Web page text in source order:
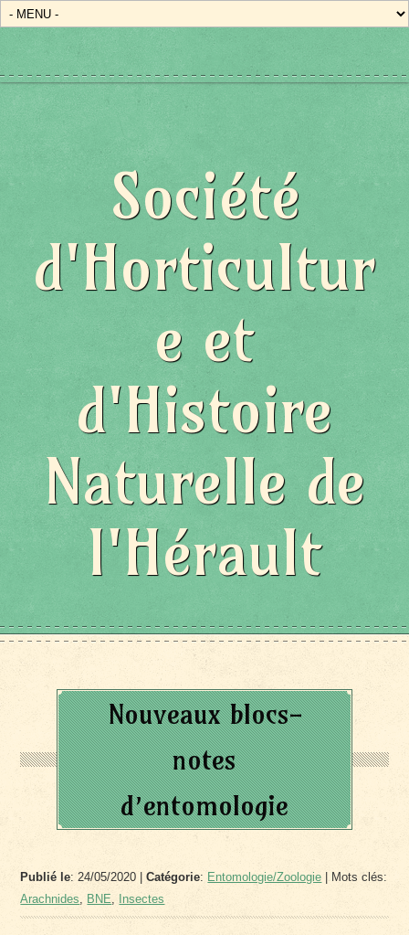
Société
d'Horticultur
e et
d'Histoire
Naturelle de
l'Hérault
Nouveaux blocs-
notes
d’entomologie
Publié le: 24/05/2020 |Catégorie: Entomologie/Zoologie | Mots clés:
Arachnides, BNE, Insectes